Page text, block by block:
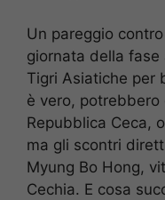
Un pareggio
giornata della
Tigri Asiatiche per
è vero,
Repubblica Ceca,
ma gli scontri
Myung Bo Hong,
Cechia. E cosa